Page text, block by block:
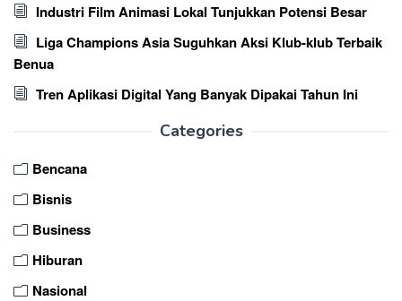
Industri Film Animasi Lokal Tunjukkan Potensi Besar
Liga Champions Asia Suguhkan Aksi Klub-klub Terbaik
Benua
Tren Aplikasi Digital Yang Banyak Dipakai Tahun Ini
Categories
Bencana
Bisnis
Business
Hiburan
Nasional